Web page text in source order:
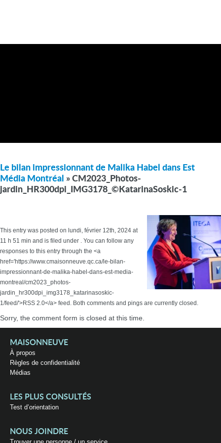
Le bilan impressionnant de Malika Habel dans Est
Média Montréal » CM2023_Photos-
jardin_HR300dpi_IMG3178_©KatarinaSoskic-1
This entry was posted on lundi, février 12th, 2024 at
11 h 51 min and is filed under . You can follow any
responses to this entry through the <a
href='https://www.cmaisonneuve.qc.ca/le-bilan-
impressionnant-de-malika-habel-dans-est-media-
montreal/cm2023_photos-
jardin_hr300dpi_img3178_katarinasoskic-
1/feed/'>RSS 2.0</a> feed. Both comments and pings are currently closed.
Sorry, the comment form is closed at this time.
MAISONNEUVE
À propos
Règles de confidentialité
Médias
LES PLUS CONSULTÉS
Test d’orientation
NOUS JOINDRE